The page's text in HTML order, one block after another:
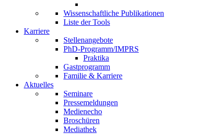
Wissenschaftliche Publikationen
Liste der Tools
Karriere
Stellenangebote
PhD-Programm/IMPRS
Praktika
Gastprogramm
Familie & Karriere
Aktuelles
Seminare
Pressemeldungen
Medienecho
Broschüren
Mediathek